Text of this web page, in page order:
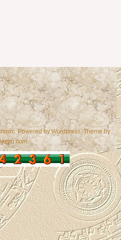
Powered byWordpress , Theme by
.